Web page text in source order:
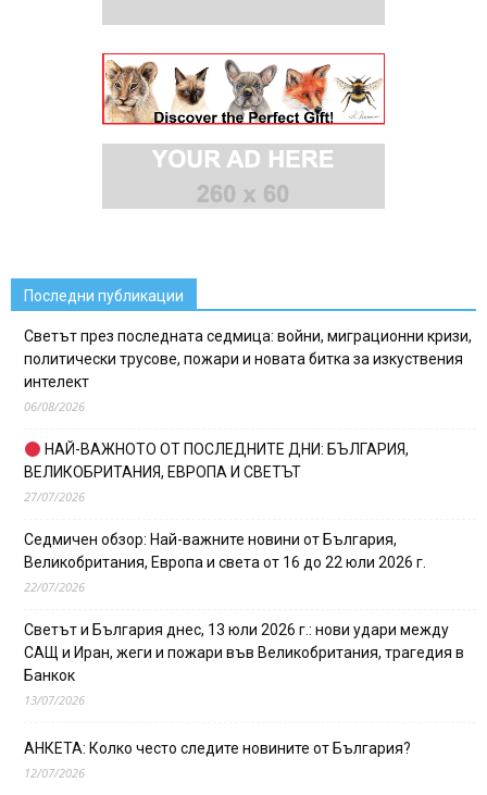
Последни публикации
Светът през последната седмица: войни, миграционни кризи,
политически трусове, пожари и новата битка за изкуствения
интелект
06/08/2026
НАЙ-ВАЖНОТО ОТ ПОСЛЕДНИТЕ ДНИ: БЪЛГАРИЯ,
ВЕЛИКОБРИТАНИЯ, ЕВРОПА И СВЕТЪТ
27/07/2026
Седмичен обзор: Най-важните новини от България,
Великобритания, Европа и света от 16 до 22 юли 2026 г.
22/07/2026
Светът и България днес, 13 юли 2026 г.: нови удари между
САЩ и Иран, жеги и пожари във Великобритания, трагедия в
Банкок
13/07/2026
АНКЕТА: Колко често следите новините от България?
12/07/2026